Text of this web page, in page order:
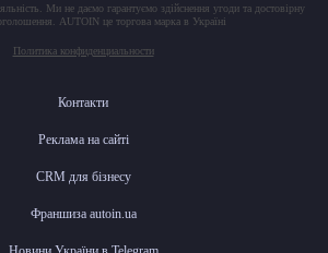
Ми не даємо гарантуємо здійснення угоди та достовірну
AUTOIN це торгова марка в Україні
Политика конфиденциальности
Контакти
Реклама на сайті
CRM для бізнесу
Франшиза autoin.ua